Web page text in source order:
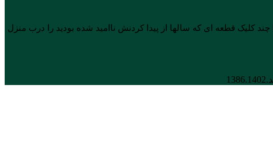
کلیک قطعه ای که سالها از پیدا کردنش ناامید شده بودید را درب منزل